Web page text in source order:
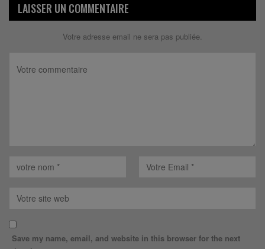
LAISSER UN COMMENTAIRE
Votre adresse email ne sera pas publiée.
Save my name, email, and website in this browser for the next